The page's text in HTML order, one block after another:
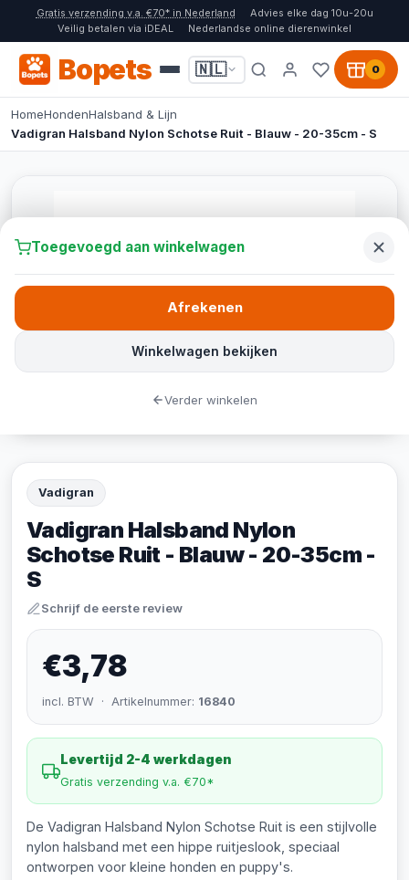
Gratis verzending v.a. €70* in Nederland
Advies elke dag 10u-20u
Veilig betalen via iDEAL
Nederlandse online dierenwinkel
Bopets 🇳🇱 0
HomeHondenHalsband & Lijn
Vadigran Halsband Nylon Schotse Ruit - Blauw - 20-35cm - S
Vadigran
Vadigran Halsband Nylon
Schotse Ruit - Blauw - 20-35cm -
S
Schrijf de eerste review
€3,78
incl. BTW · Artikelnummer: 16840
Levertijd 2-4 werkdagen
Gratis verzending v.a. €70*
De Vadigran Halsband Nylon Schotse Ruit is een stijlvolle
nylon halsband met een hippe ruitjeslook, speciaal
ontworpen voor kleine honden en puppy's.
Toegevoegd aan winkelwagen
Winkelwagen bekijken
Afrekenen
Verder winkelen